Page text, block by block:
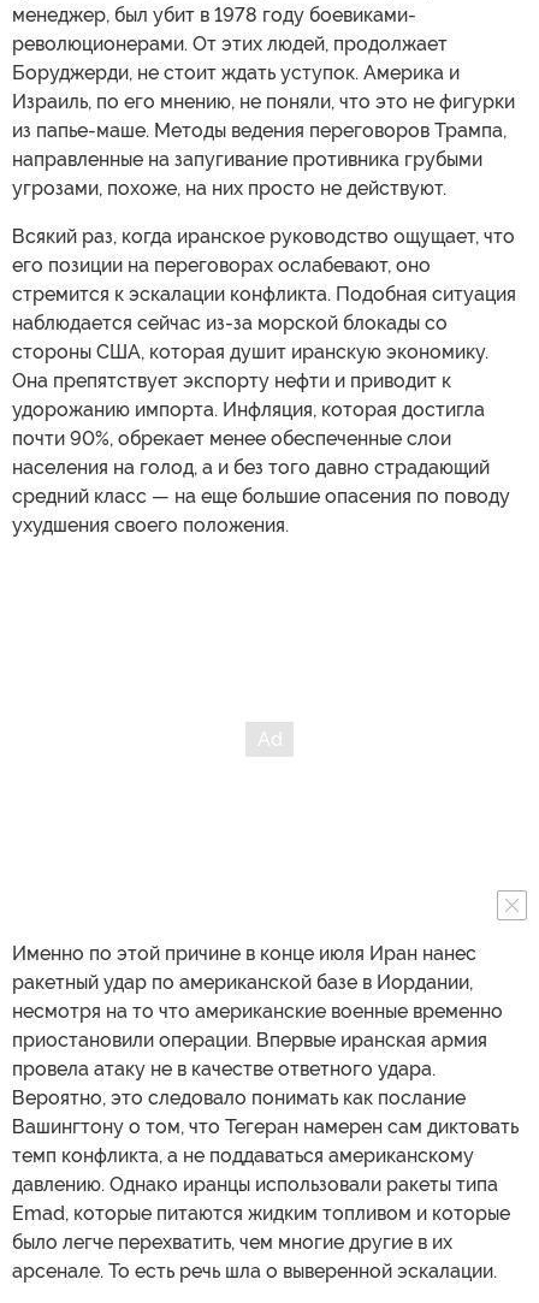
менеджер, был убит в 1978 году боевиками-
революционерами. От этих людей, продолжает
Боруджерди, не стоит ждать уступок. Америка и
Израиль, по его мнению, не поняли, что это не фигурки
из папье-маше. Методы ведения переговоров Трампа,
направленные на запугивание противника грубыми
угрозами, похоже, на них просто не действуют.
Всякий раз, когда иранское руководство ощущает, что
его позиции на переговорах ослабевают, оно
стремится к эскалации конфликта. Подобная ситуация
наблюдается сейчас из-за морской блокады со
стороны США, которая душит иранскую экономику.
Она препятствует экспорту нефти и приводит к
удорожанию импорта. Инфляция, которая достигла
почти 90%, обрекает менее обеспеченные слои
населения на голод, а и без того давно страдающий
средний класс — на еще большие опасения по поводу
ухудшения своего положения.
Именно по этой причине в конце июля Иран нанес
ракетный удар по американской базе в Иордании,
несмотря на то что американские военные временно
приостановили операции. Впервые иранская армия
провела атаку не в качестве ответного удара.
Вероятно, это следовало понимать как послание
Вашингтону о том, что Тегеран намерен сам диктовать
темп конфликта, а не поддаваться американскому
давлению. Однако иранцы использовали ракеты типа
Emad, которые питаются жидким топливом и которые
было легче перехватить, чем многие другие в их
арсенале. То есть речь шла о выверенной эскалации.